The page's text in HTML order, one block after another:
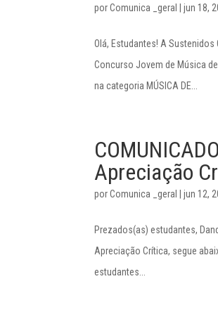
porComunica _geral |jun 18,
Olá, Estudantes! A Sustenidos
Concurso Jovem de Música
na categoria MÚSICA DE...
Apreciação
porComunica _geral |jun 12,
Prezados(as) estudantes,
Apreciação Crítica, segue
estudantes...